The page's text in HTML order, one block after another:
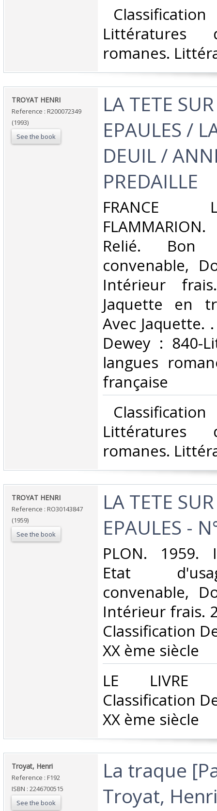
Littératures
romanes.
‎TROYAT HENRI‎
Reference : R200072349
(1993)
See the book
‎LA TETE
EPAULES /
DEUIL /
PREDAILLE‎
‎FRANCE
Relié. Bon
convenable,
Intérieur
Jaquette en
Avec Jaquette.
Dewey : 840-
langues
française‎
Littératures
romanes.
‎TROYAT HENRI‎
Reference : RO30143847
(1959)
See the book
‎LA TETE
EPAULES -
‎PLON. 1959.
Etat
convenable,
Intérieur frais.
Classification
XX ème siècle‎
‎LE LIVRE
Classification
XX ème siècle‎
‎Troyat, Henri ‎
Reference : F192
ISBN : 2246700515
See the book
‎La traque
Troyat, Henri‎